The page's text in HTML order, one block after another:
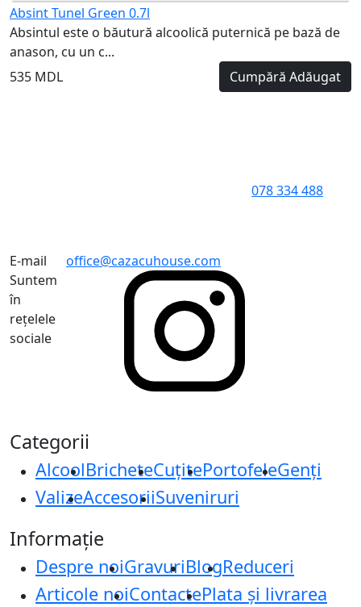
Absint Tunel Green 0.7l
Absintul este o băutură alcoolică puternică pe bază de
anason, cu un c...
535 MDL
Cumpără Adăugat
078 334 488
E-mail
office@cazacuhouse.com
Suntem
în
rețelele
sociale
Categorii
AlcoolBricheteCuțitePortofeleGenți
ValizeAccesoriiSuveniruri
Informație
Despre noiGravuriBlogReduceri
Articole noiContactePlata și livrarea